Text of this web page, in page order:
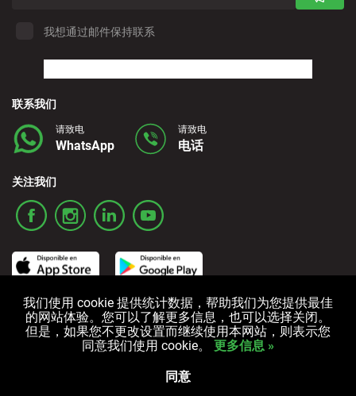
我想通过邮件保持联系
联系我们
请致电
WhatsApp
请致电
电话
关注我们
条款和条件 隐私政策 Cookies政策
All rights reserved © 2006-2025 Alquicoche Rent a Car
我们使用 cookie 提供统计数据，帮助我们为您提供最佳
的网站体验。您可以了解更多信息，也可以选择关闭。
但是，如果您不更改设置而继续使用本网站，则表示您
同意我们使用 cookie。
更多信息 »
同意